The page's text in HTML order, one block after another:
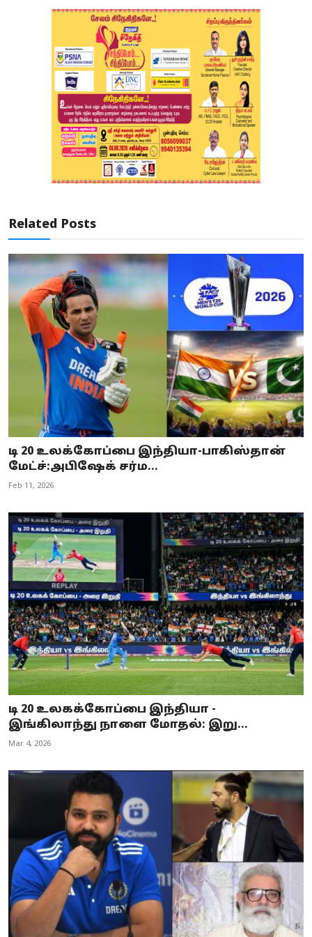
Related Posts
டி 20 உலக்கோப்பை இந்தியா-பாகிஸ்தான்
மேட்ச்:அபிஷேக் சர்ம...
Feb 11, 2026
டி 20 உலகக்கோப்பை இந்தியா -
இங்கிலாந்து நாளை மோதல்: இறு...
Mar 4, 2026